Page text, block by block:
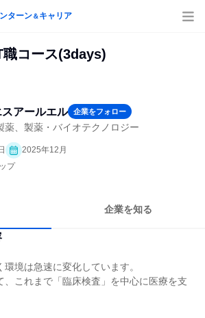
ターン＆キャリア
コース(3days)
アールエル 企業をフォロー
薬、製薬・バイオテクノロジー
2025年12月
プ
企業を知る
境は急速に変化しています。
、これまで「臨床検査」を中心に医療を支